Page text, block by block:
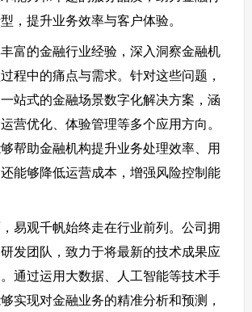
，提升业务效率与客户体验。
富的金融行业经验，深入洞察金融机
程中的痛点与需求。针对这些问题，
站式的金融场景数字化解决方案，涵
营优化、体验管理等多个应用方向。
帮助金融机构提升业务处理效率、用
能够降低运营成本，增强风险控制能
易观千帆始终走在行业前列。公司拥
发团队，致力于将最新的技术成果应
通过运用大数据、人工智能等技术手
实现对金融业务的精准分析和预测，